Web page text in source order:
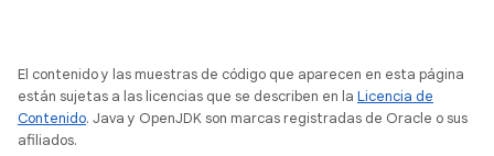
El contenido y las muestras de código que aparecen en esta página
están sujetas a las licencias que se describen en la Licencia de
Contenido. Java y OpenJDK son marcas registradas de Oracle o sus
afiliados.